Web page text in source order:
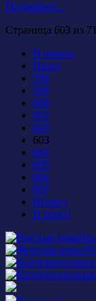
Подробнее...
Страница 603 из
В начало
Назад
598
599
600
601
602
603
604
605
606
607
Вперед
В конец